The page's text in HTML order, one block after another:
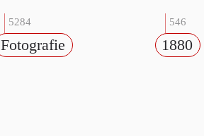
5284
Fotografie
546
1880